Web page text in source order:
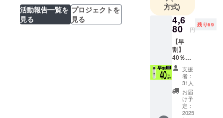
活動報告一覧を
見る
プロジェクトを
見る
「便利」
「欲しかっ
た！」と感
じていただ
けるような
アイテム
を、これか
らもお届け
してまいり
方式)
4,6
80 円
残り69
【早
割】
40％OF
F 100
名限定
定価
7,800円
→4,680
（税・
支援
者：
31人
お届
け予
定：
2025